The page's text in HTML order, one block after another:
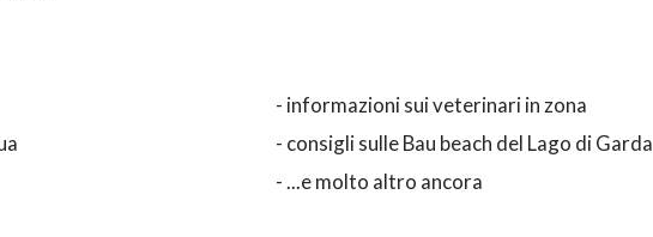
- informazioni sui veterinari in zona
- consigli sulle Bau beach del Lago di Garda
- ...e molto altro ancora